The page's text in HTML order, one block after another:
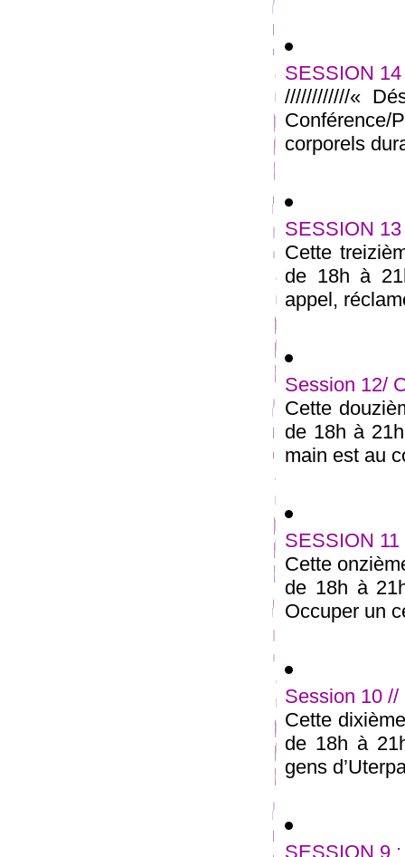
SESSION
////////////«
Conférence/
corporels
SESSION
Cette
de 18h à
appel,
Session 12/
Cette
de 18h à
main est au
SESSION
Cette
de 18h à
Occuper un
Session 10 //
Cette
de 18h à
gens
SESSION 9